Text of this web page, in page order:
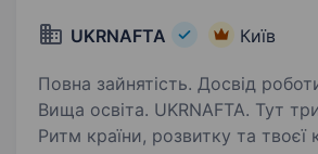
UKRNAFTA Київ
Повна зайнятість. Досвід
Вища освіта. UKRNAFTA. Тут тримають ритм.
Ритм країни, розвитку та